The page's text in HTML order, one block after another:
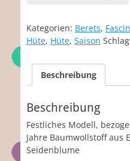
Kategorien: Berets,
Hüte, Hüte, Saison
Beschreibung
Beschreibung
Festliches Modell,
Jahre Baumwollstoff aus
Seidenblume